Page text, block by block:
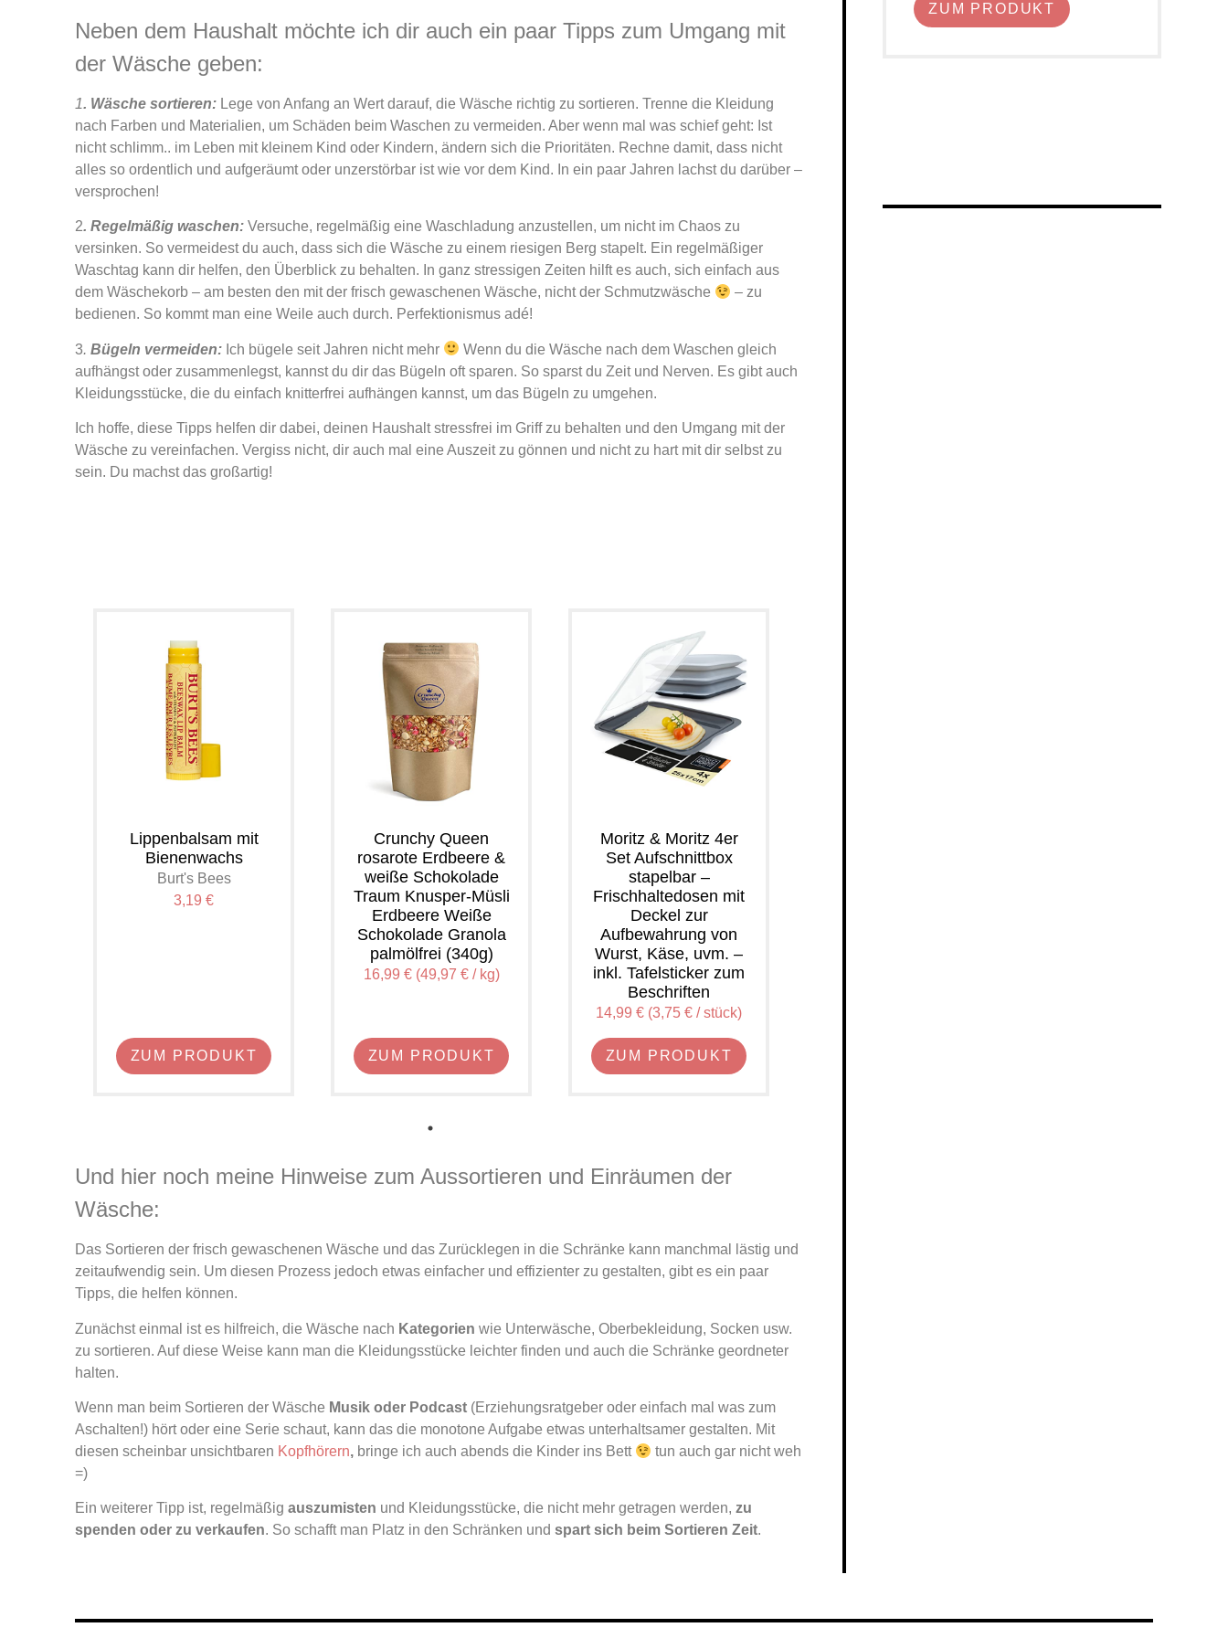
Neben dem Haushalt möchte ich dir auch ein paar Tipps zum Umgang mit
der Wäsche geben:
1. Wäsche sortieren: Lege von Anfang an Wert darauf, die Wäsche richtig zu sortieren. Trenne die Kleidung
nach Farben und Materialien, um Schäden beim Waschen zu vermeiden. Aber wenn mal was schief geht: Ist
nicht schlimm.. im Leben mit kleinem Kind oder Kindern, ändern sich die Prioritäten. Rechne damit, dass nicht
alles so ordentlich und aufgeräumt oder unzerstörbar ist wie vor dem Kind. In ein paar Jahren lachst du darüber –
versprochen!
2. Regelmäßig waschen: Versuche, regelmäßig eine Waschladung anzustellen, um nicht im Chaos zu
versinken. So vermeidest du auch, dass sich die Wäsche zu einem riesigen Berg stapelt. Ein regelmäßiger
Waschtag kann dir helfen, den Überblick zu behalten. In ganz stressigen Zeiten hilft es auch, sich einfach aus
dem Wäschekorb – am besten den mit der frisch gewaschenen Wäsche, nicht der Schmutzwäsche
– zu
bedienen. So kommt man eine Weile auch durch. Perfektionismus adé!
3. Bügeln vermeiden: Ich bügele seit Jahren nicht mehr
Wenn du die Wäsche nach dem Waschen gleich
aufhängst oder zusammenlegst, kannst du dir das Bügeln oft sparen. So sparst du Zeit und Nerven. Es gibt auch
Kleidungsstücke, die du einfach knitterfrei aufhängen kannst, um das Bügeln zu umgehen.
Ich hoffe, diese Tipps helfen dir dabei, deinen Haushalt stressfrei im Griff zu behalten und den Umgang mit der
Wäsche zu vereinfachen. Vergiss nicht, dir auch mal eine Auszeit zu gönnen und nicht zu hart mit dir selbst zu
sein. Du machst das großartig!
Lippenbalsam mit
Bienenwachs
Burt's Bees
3,19 €
ZUM PRODUKT
Crunchy Queen
rosarote Erdbeere &
weiße Schokolade
Traum Knusper-Müsli
Erdbeere Weiße
Schokolade Granola
palmölfrei (340g)
16,99 € (49,97 € / kg)
ZUM PRODUKT
Moritz & Moritz 4er
Set Aufschnittbox
stapelbar –
Frischhaltedosen mit
Deckel zur
Aufbewahrung von
Wurst, Käse, uvm. –
inkl. Tafelsticker zum
Beschriften
14,99 € (3,75 € / stück)
ZUM PRODUKT
Und hier noch meine Hinweise zum Aussortieren und Einräumen der
Wäsche:
Das Sortieren der frisch gewaschenen Wäsche und das Zurücklegen in die Schränke kann manchmal lästig und
zeitaufwendig sein. Um diesen Prozess jedoch etwas einfacher und effizienter zu gestalten, gibt es ein paar
Tipps, die helfen können.
Zunächst einmal ist es hilfreich, die Wäsche nach Kategorien wie Unterwäsche, Oberbekleidung, Socken usw.
zu sortieren. Auf diese Weise kann man die Kleidungsstücke leichter finden und auch die Schränke geordneter
halten.
Wenn man beim Sortieren der Wäsche Musik oder Podcast (Erziehungsratgeber oder einfach mal was zum
Aschalten!) hört oder eine Serie schaut, kann das die monotone Aufgabe etwas unterhaltsamer gestalten. Mit
diesen scheinbar unsichtbaren Kopfhörern, bringe ich auch abends die Kinder ins Bett
tun auch gar nicht weh
=)
Ein weiterer Tipp ist, regelmäßig auszumisten und Kleidungsstücke, die nicht mehr getragen werden, zu
spenden oder zu verkaufen. So schafft man Platz in den Schränken und spart sich beim Sortieren Zeit.
ZUM PRODUKT